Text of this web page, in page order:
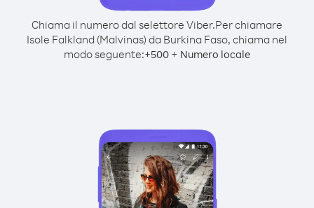
Chiama il numero dal selettore Viber.Per chiamare
Isole Falkland (Malvinas) da Burkina Faso, chiama nel
modo seguente:+500 + Numero locale